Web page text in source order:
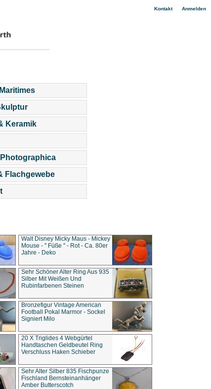
Kontakt| Anmelden
Keramik
Flachgewebe
Walt Disney Micky Maus - Mickey
Mouse - " Füße " - Rot - Ca. 80er
Jahre - Deko
Sehr Schöner Alter Ring Aus 935
Silber Mit Weißen Und
Rubinfarbenen Steinen
Bronzefigur Vintage American
Football Pokal Marmor - Sockel
Signiert Milo
20 X Triglides 4 Webgürtel
Handtaschen Geldbeutel Ring
Verschluss Haken Schieber
Sehr Alter Silber 835 Fischpunze
Fischland Bernsteinanhänger
Amber Butterscotch